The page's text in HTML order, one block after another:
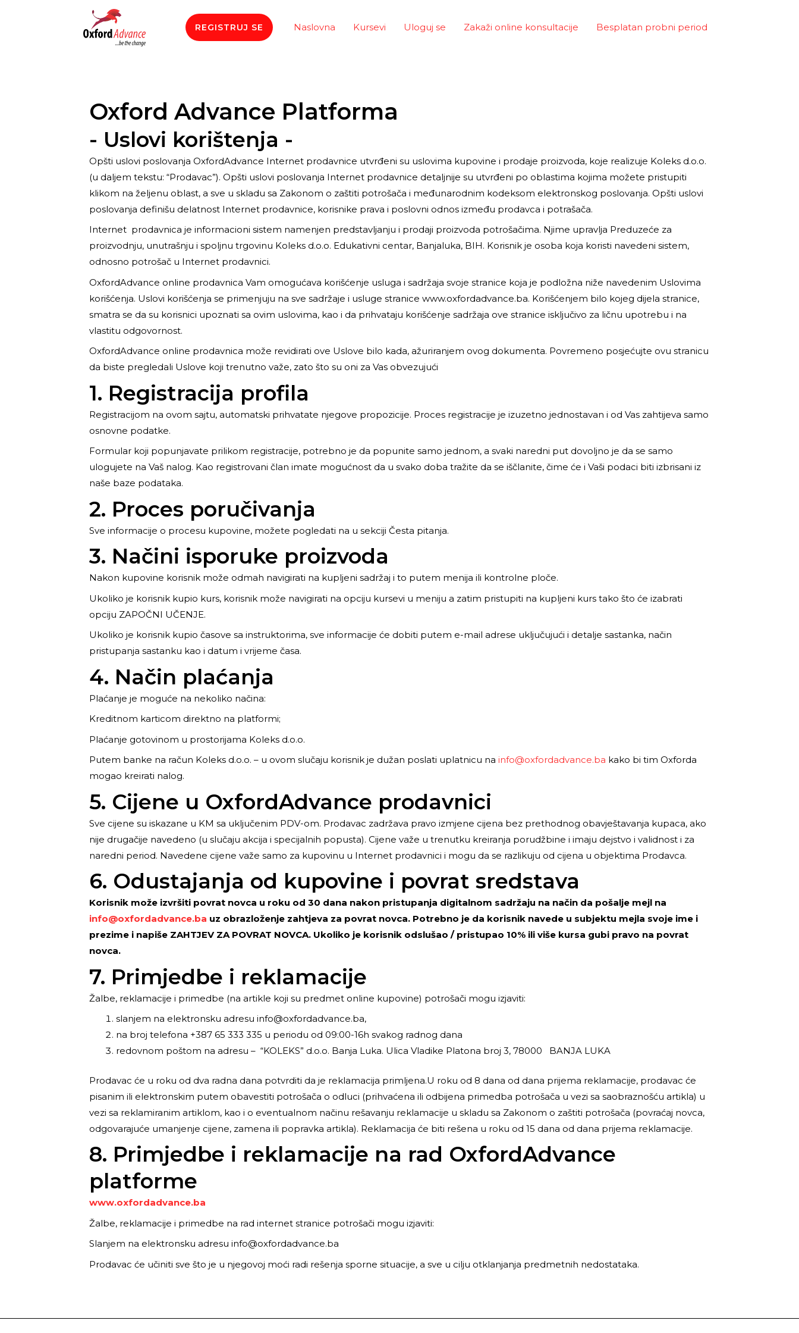
REGISTRUJ SE Naslovna Kursevi Uloguj se Zakaži online konsultacije Besplatan probni period
Oxford Advance Platforma
- Uslovi korištenja -
Opšti uslovi poslovanja OxfordAdvance Internet prodavnice utvrđeni su uslovima kupovine i prodaje proizvoda, koje realizuje Koleks d.o.o.
(u daljem tekstu: “Prodavac”). Opšti uslovi poslovanja Internet prodavnice detaljnije su utvrđeni po oblastima kojima možete pristupiti
klikom na željenu oblast, a sve u skladu sa Zakonom o zaštiti potrošača i međunarodnim kodeksom elektronskog poslovanja. Opšti uslovi
poslovanja definišu delatnost Internet prodavnice, korisnike prava i poslovni odnos između prodavca i potrašača.
Internet prodavnica je informacioni sistem namenjen predstavljanju i prodaji proizvoda potrošačima. Njime upravlja Preduzeće za
proizvodnju, unutrašnju i spoljnu trgovinu Koleks d.o.o. Edukativni centar, Banjaluka, BIH. Korisnik je osoba koja koristi navedeni sistem,
odnosno potrošač u Internet prodavnici.
OxfordAdvance online prodavnica Vam omogućava korišćenje usluga i sadržaja svoje stranice koja je podložna niže navedenim Uslovima
korišćenja. Uslovi korišćenja se primenjuju na sve sadržaje i usluge stranice www.oxfordadvance.ba. Korišćenjem bilo kojeg dijela stranice,
smatra se da su korisnici upoznati sa ovim uslovima, kao i da prihvataju korišćenje sadržaja ove stranice isključivo za ličnu upotrebu i na
vlastitu odgovornost.
OxfordAdvance online prodavnica može revidirati ove Uslove bilo kada, ažuriranjem ovog dokumenta. Povremeno posjećujte ovu stranicu
da biste pregledali Uslove koji trenutno važe, zato što su oni za Vas obvezujući
1. Registracija profila
Registracijom na ovom sajtu, automatski prihvatate njegove propozicije. Proces registracije je izuzetno jednostavan i od Vas zahtijeva samo
osnovne podatke.
Formular koji popunjavate prilikom registracije, potrebno je da popunite samo jednom, a svaki naredni put dovoljno je da se samo
ulogujete na Vaš nalog. Kao registrovani član imate mogućnost da u svako doba tražite da se iščlanite, čime će i Vaši podaci biti izbrisani iz
naše baze podataka.
2. Proces poručivanja
Sve informacije o procesu kupovine, možete pogledati na u sekciji Česta pitanja.
3. Načini isporuke proizvoda
Nakon kupovine korisnik može odmah navigirati na kupljeni sadržaj i to putem menija ili kontrolne ploče.
Ukoliko je korisnik kupio kurs, korisnik može navigirati na opciju kursevi u meniju a zatim pristupiti na kupljeni kurs tako što će izabrati
opciju ZAPOČNI UČENJE.
Ukoliko je korisnik kupio časove sa instruktorima, sve informacije će dobiti putem e-mail adrese uključujući i detalje sastanka, način
pristupanja sastanku kao i datum i vrijeme časa.
4. Način plaćanja
Plaćanje je moguće na nekoliko načina:
Kreditnom karticom direktno na platformi;
Plaćanje gotovinom u prostorijama Koleks d.o.o.
Putem banke na račun Koleks d.o.o. – u ovom slučaju korisnik je dužan poslati uplatnicu na info@oxfordadvance.ba kako bi tim Oxforda
mogao kreirati nalog.
5. Cijene u OxfordAdvance prodavnici
Sve cijene su iskazane u KM sa uključenim PDV-om. Prodavac zadržava pravo izmjene cijena bez prethodnog obavještavanja kupaca, ako
nije drugačije navedeno (u slučaju akcija i specijalnih popusta). Cijene važe u trenutku kreiranja porudžbine i imaju dejstvo i validnost i za
naredni period. Navedene cijene važe samo za kupovinu u Internet prodavnici i mogu da se razlikuju od cijena u objektima Prodavca.
6. Odustajanja od kupovine i povrat sredstava
Korisnik može izvršiti povrat novca u roku od 30 dana nakon pristupanja digitalnom sadržaju na način da pošalje mejl na
info@oxfordadvance.ba uz obrazloženje zahtjeva za povrat novca. Potrebno je da korisnik navede u subjektu mejla svoje ime i
prezime i napiše ZAHTJEV ZA POVRAT NOVCA. Ukoliko je korisnik odslušao / pristupao 10% ili više kursa gubi pravo na povrat
novca.
7. Primjedbe i reklamacije
Žalbe, reklamacije i primedbe (na artikle koji su predmet online kupovine) potrošači mogu izjaviti:
slanjem na elektronsku adresu info@oxfordadvance.ba,
na broj telefona +387 65 333 335 u periodu od 09:00-16h svakog radnog dana
redovnom poštom na adresu – “KOLEKS” d.o.o. Banja Luka. Ulica Vladike Platona broj 3, 78000 BANJA LUKA
Prodavac će u roku od dva radna dana potvrditi da je reklamacija primljena.U roku od 8 dana od dana prijema reklamacije, prodavac će
pisanim ili elektronskim putem obavestiti potrošača o odluci (prihvaćena ili odbijena primedba potrošača u vezi sa saobraznošću artikla) u
vezi sa reklamiranim artiklom, kao i o eventualnom načinu rešavanju reklamacije u skladu sa Zakonom o zaštiti potrošača (povraćaj novca,
odgovarajuće umanjenje cijene, zamena ili popravka artikla). Reklamacija će biti rešena u roku od 15 dana od dana prijema reklamacije.
8. Primjedbe i reklamacije na rad OxfordAdvance
platforme
www.oxfordadvance.ba
Žalbe, reklamacije i primedbe na rad internet stranice potrošači mogu izjaviti:
Slanjem na elektronsku adresu info@oxfordadvance.ba
Prodavac će učiniti sve što je u njegovoj moći radi rešenja sporne situacije, a sve u cilju otklanjanja predmetnih nedostataka.